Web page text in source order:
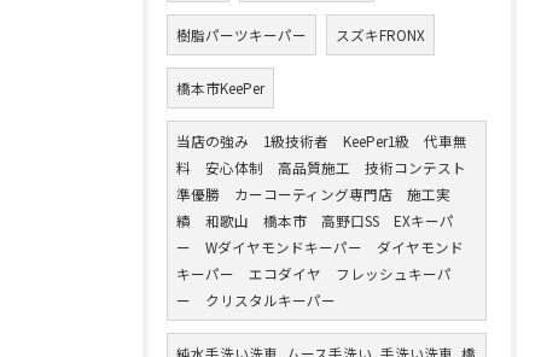
樹脂パーツキーパー スズキFRONX
橋本市KeePer
当店の強み 1級技術者 KeePer1級 代車無
料 安心体制 高品質施工 技術コンテスト
準優勝 カーコーティング専門店 施工実
績 和歌山 橋本市 高野口SS EXキーパ
ー Wダイヤモンドキーパー ダイヤモンド
キーパー エコダイヤ フレッシュキーパ
ー クリスタルキーパー